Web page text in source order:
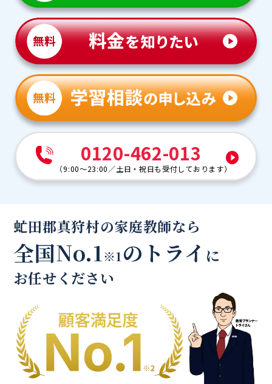
0120-462-013
（9:00～23:00／土日・祝日も受付しております）
虻田郡真狩村の家庭教師なら
全国No.1※1のトライ に
お任せください